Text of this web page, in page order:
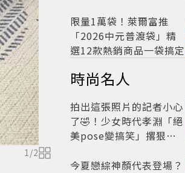
1/2
限量1萬袋！萊爾富推
「2026中元普渡袋」精
選12款熱銷商品一袋搞定
時尚名人
拍出這張照片的記者小心
了🤣！少女時代孝淵「絕
美pose變搞笑」撂狠
今夏戀綜神顏代表登場？